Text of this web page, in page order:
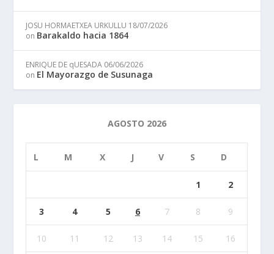
JOSU HORMAETXEA URKULLU 18/07/2026
on Barakaldo hacia 1864
ENRIQUE DE qUESADA 06/06/2026
on El Mayorazgo de Susunaga
AGOSTO 2026
L M X J V S D
1 2
3 4 5 6 7 8 9
10 11 12 13 14 15 16